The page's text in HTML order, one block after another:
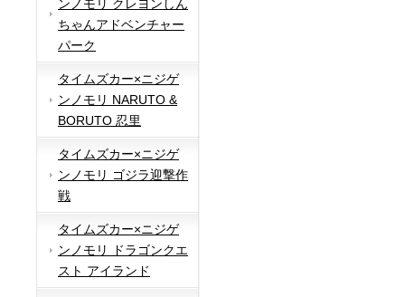
ンノモリ クレヨンしん
ちゃんアドベンチャー
パーク
タイムズカー×ニジゲ
ンノモリ NARUTO &
BORUTO 忍里
タイムズカー×ニジゲ
ンノモリ ゴジラ迎撃作
戦
タイムズカー×ニジゲ
ンノモリ ドラゴンクエ
スト アイランド